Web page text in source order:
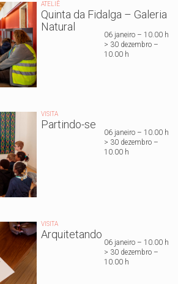
ATELIÊ
Quinta da Fidalga – Galeria
Natural
06 janeiro – 10.00 h
> 30 dezembro –
10.00 h
VISITA
Partindo-se
06 janeiro – 10.00 h
> 30 dezembro –
10.00 h
VISITA
Arquitetando
06 janeiro – 10.00 h
> 30 dezembro –
10.00 h